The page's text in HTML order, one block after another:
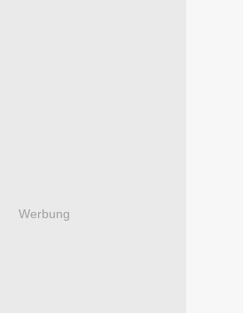
Werbung